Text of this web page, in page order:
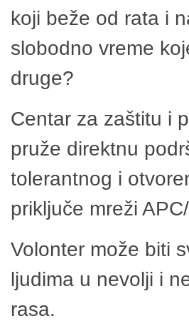
koji beže od rata i
slobodno vreme
druge?
Centar za zaštitu i
pruže direktnu
tolerantnog i
priključe mreži
Volonter može biti
ljudima u nevolji i
rasa.